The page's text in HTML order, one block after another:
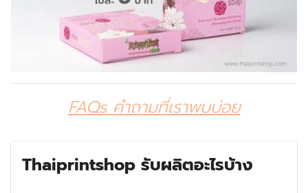
FAQs คำถามที่เราพบบ่อย
Thaiprintshop รับผลิตอะไรบ้าง